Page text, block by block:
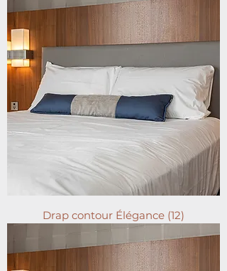
Drap contour Élégance (12)